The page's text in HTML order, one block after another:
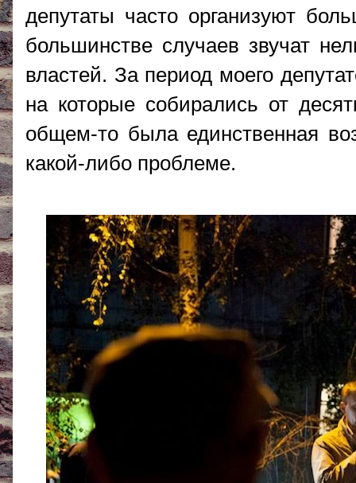
депутаты часто организуют
большинстве случаев звучат
властей. За период моего
на которые собирались от
общем-то была единственная
какой-либо проблеме.